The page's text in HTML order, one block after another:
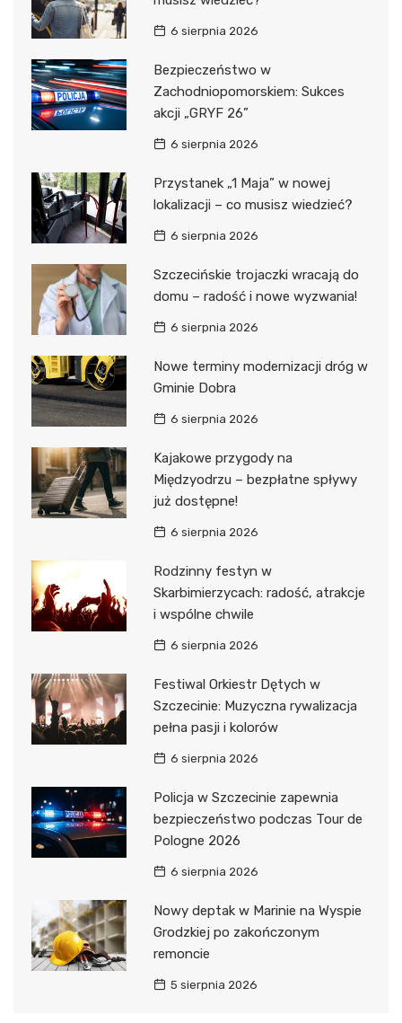
6 sierpnia 2026
Bezpieczeństwo w
Zachodniopomorskiem: Sukces
akcji „GRYF 26”
6 sierpnia 2026
Przystanek „1 Maja” w nowej
lokalizacji – co musisz wiedzieć?
6 sierpnia 2026
Szczecińskie trojaczki wracają do
domu – radość i nowe wyzwania!
6 sierpnia 2026
Nowe terminy modernizacji dróg w
Gminie Dobra
6 sierpnia 2026
Kajakowe przygody na
Międzyodrzu – bezpłatne spływy
już dostępne!
6 sierpnia 2026
Rodzinny festyn w
Skarbimierzycach: radość, atrakcje
i wspólne chwile
6 sierpnia 2026
Festiwal Orkiestr Dętych w
Szczecinie: Muzyczna rywalizacja
pełna pasji i kolorów
6 sierpnia 2026
Policja w Szczecinie zapewnia
bezpieczeństwo podczas Tour de
Pologne 2026
6 sierpnia 2026
Nowy deptak w Marinie na Wyspie
Grodzkiej po zakończonym
remoncie
5 sierpnia 2026